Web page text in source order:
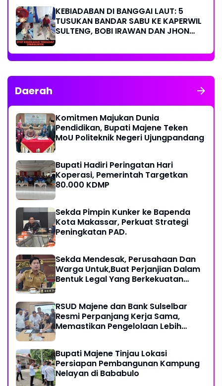
KEBIADABAN DI BANGGAI LAUT: 5
TUSUKAN BANDAR SABU KE KAPERWIL
SULTENG, BOBI IRAWAN DAN JHON
KERAS KINERJA POLRI!
Daerah
Komitmen Majukan Dunia
Pendidikan, Bupati Majene Teken
MoU Politeknik Negeri Ujungpandang
Bupati Hadiri Peringatan Hari
Koperasi, Pemerintah Targetkan
80.000 KDMP
Sekda Pimpin Kunker ke Bapenda
Kota Makassar, Perkuat Strategi
Peningkatan PAD.
Sekda Mendesak, Perusahaan Dan
Warga Untuk,Buat Perjanjian Dalam
Bentuk Legal Yang Berkekuatan
RSUD Majene dan Bank Sulselbar
Resmi Perpanjang Kerja Sama,
Memastikan Pengelolaan Lebih
Bupati Majene Tinjau Lokasi
Persiapan Pembangunan Kampung
Nelayan di Bababulo